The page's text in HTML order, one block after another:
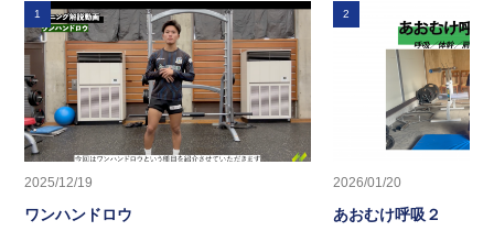
1
2025/12/19
ワンハンドロウ
2
2026/01/20
あおむけ呼吸２